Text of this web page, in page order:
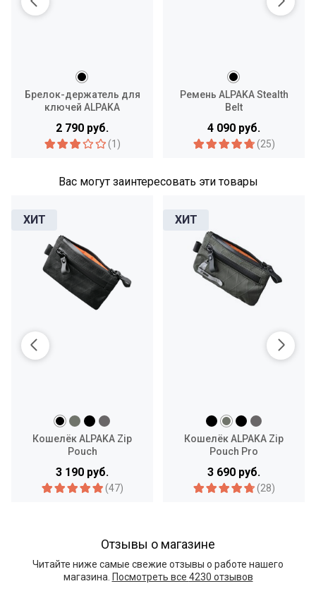
Брелок-держатель для
ключей ALPAKA
2 790 руб.
(1)
Ремень ALPAKA Stealth
Belt
4 090 руб.
(25)
Вас могут заинтересовать эти товары
Кошелёк ALPAKA Zip
Pouch
3 190 руб.
(47)
Кошелёк ALPAKA Zip
Pouch Pro
3 690 руб.
(28)
Отзывы о магазине
Читайте ниже самые свежие отзывы о работе нашего
магазина. Посмотреть все 4230 отзывов